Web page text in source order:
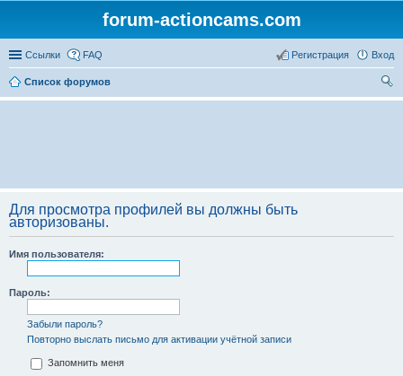
forum-actioncams.com
Ссылки FAQ Вход
Регистрация
Список форумов
ои
Для просмотра профилей вы должны быть
авторизованы.
Имя пользователя:
Пароль:
Забыли пароль?
Повторно выслать письмо для активации учётной записи
Запомнить меня